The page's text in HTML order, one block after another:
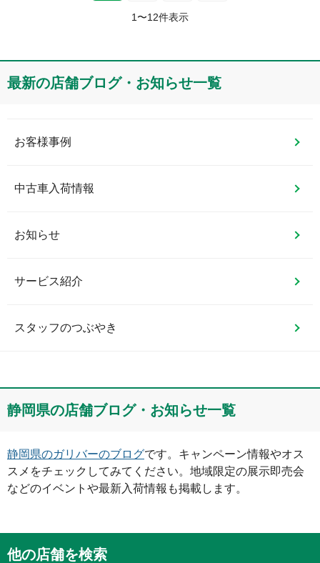
1 〜12件表示
最新の店舗ブログ・お知らせ一覧
お客様事例
中古車入荷情報
お知らせ
サービス紹介
スタッフのつぶやき
静岡県の店舗ブログ・お知らせ一覧
静岡県のガリバーのブログです。キャンペーン情報やオス
スメをチェックしてみてください。地域限定の展示即売会
などのイベントや最新入荷情報も掲載します。
他の店舗を検索